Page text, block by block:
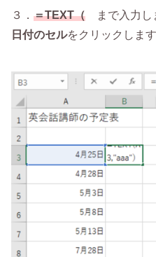
３． ＝TEXT（ まで入力し
日付のセルをクリックします